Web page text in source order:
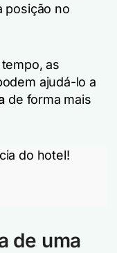
posição no
as
ajudá-lo a
de forma mais
do hotel!
de uma